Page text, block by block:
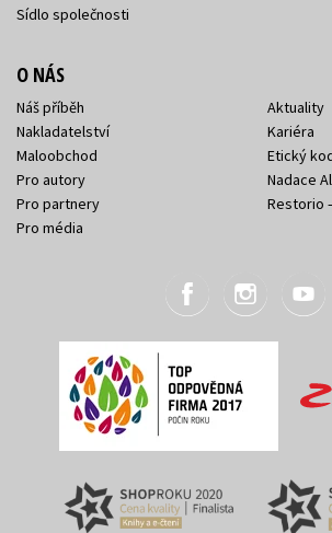
Sídlo společnosti
O NÁS
Náš příběh
Nakladatelství
Maloobchod
Pro autory
Pro partnery
Pro média
Aktuality
Kariéra
Etický
Nadace
Restorio